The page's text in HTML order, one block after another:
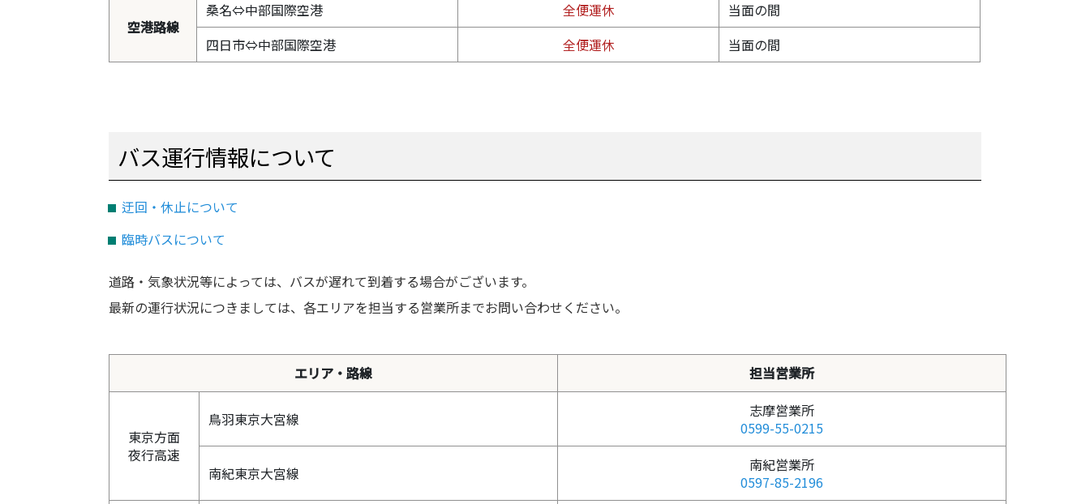
空港路線
桑名⇔中部国際空港 全便運休
当面の間
四日市⇔中部国際空港
全便運休 当面の間
バス運行情報について
迂回・休止について
臨時バスについて
道路・気象状況等によっては、バスが遅れて到着する場合がございます。
最新の運行状況につきましては、各エリアを担当する営業所までお問い合わせください。
エリア・路線 担当営業所
東京方面
夜行高速
鳥羽東京大宮線
志摩営業所
0599-55-0215
南紀東京大宮線
南紀営業所
0597-85-2196